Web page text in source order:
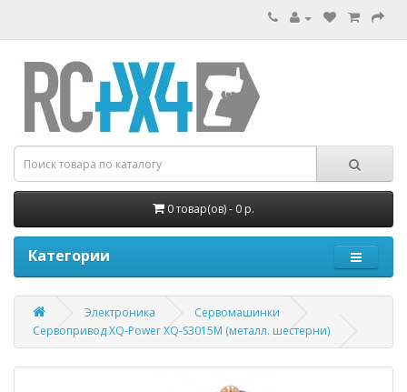
0 товар(ов) - 0 р.
Категории
Электроника
Сервомашинки
Cервопривод XQ-Power XQ-S3015M (металл. шестерни)